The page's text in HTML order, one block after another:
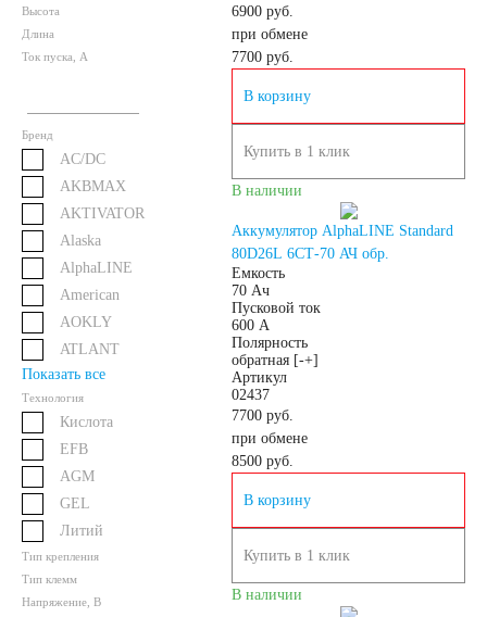
64 А/ч
65 А/ч
72 А/ч
75 А/ч
78 А/ч
82 А/ч
85 А/ч
96 А/ч
Высота
Длина
Ток пуска, А
Бренд
AC/DC
AKBMAX
AKTIVATOR
Alaska
AlphaLINE
American
AOKLY
ATLANT
Показать все
Технология
Кислота
EFB
AGM
GEL
Литий
Тип крепления
Тип клемм
Напряжение, В
6900 руб.
при обмене
7700 руб.
В корзину
Купить в 1 клик
В наличии
Аккумулятор AlphaLINE Standard
80D26L 6СТ-70 АЧ обр.
Емкость
70 Ач
Пусковой ток
600 А
Полярность
обратная [-+]
Артикул
02437
7700 руб.
при обмене
8500 руб.
В корзину
Купить в 1 клик
В наличии